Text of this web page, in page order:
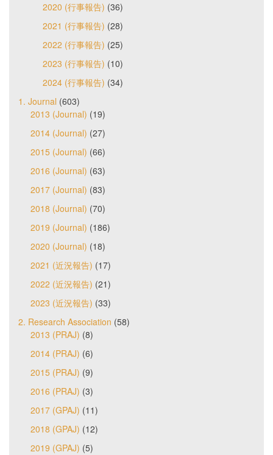
2020 (行事報告) (36)
2021 (行事報告) (28)
2022 (行事報告) (25)
2023 (行事報告) (10)
2024 (行事報告) (34)
1. Journal (603)
2013 (Journal) (19)
2014 (Journal) (27)
2015 (Journal) (66)
2016 (Journal) (63)
2017 (Journal) (83)
2018 (Journal) (70)
2019 (Journal) (186)
2020 (Journal) (18)
2021 (近況報告) (17)
2022 (近況報告) (21)
2023 (近況報告) (33)
2. Research Association (58)
2013 (PRAJ) (8)
2014 (PRAJ) (6)
2015 (PRAJ) (9)
2016 (PRAJ) (3)
2017 (GPAJ) (11)
2018 (GPAJ) (12)
2019 (GPAJ) (5)